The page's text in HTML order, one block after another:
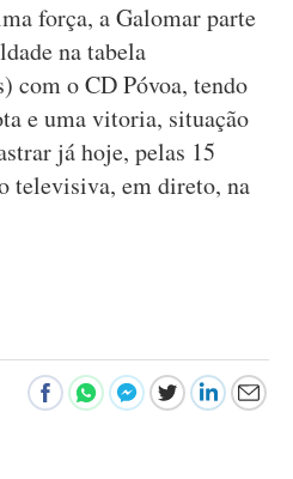
força, a Galomar parte
na tabela
com o CD Póvoa, tendo
e uma vitoria, situação
já hoje, pelas 15
televisiva, em direto, na